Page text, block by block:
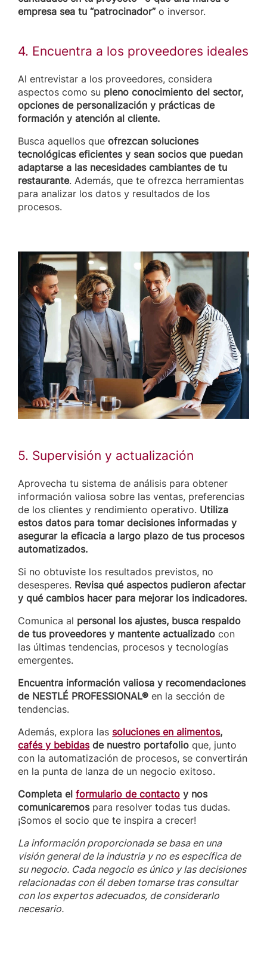
empresa sea tu “patrocinador” o inversor.
4. Encuentra a los proveedores ideales
Al entrevistar a los proveedores, considera
aspectos como su pleno conocimiento del sector,
opciones de personalización y prácticas de
formación y atención al cliente.
Busca aquellos que ofrezcan soluciones
tecnológicas eficientes y sean socios que puedan
adaptarse a las necesidades cambiantes de tu
restaurante. Además, que te ofrezca herramientas
para analizar los datos y resultados de los
procesos.
5. Supervisión y actualización
Aprovecha tu sistema de análisis para obtener
información valiosa sobre las ventas, preferencias
de los clientes y rendimiento operativo. Utiliza
estos datos para tomar decisiones informadas y
asegurar la eficacia a largo plazo de tus procesos
automatizados.
Si no obtuviste los resultados previstos, no
desesperes. Revisa qué aspectos pudieron afectar
y qué cambios hacer para mejorar los indicadores.
Comunica al personal los ajustes, busca respaldo
de tus proveedores y mantente actualizado con
las últimas tendencias, procesos y tecnologías
emergentes.
Encuentra información valiosa y recomendaciones
de NESTLÉ PROFESSIONAL® en la sección de
tendencias.
Además, explora las soluciones en alimentos,
cafés y bebidasde nuestro portafolio que, junto
con la automatización de procesos, se convertirán
en la punta de lanza de un negocio exitoso.
Completa el formulario de contacto y nos
comunicaremospara resolver todas tus dudas.
¡Somos el socio que te inspira a crecer!
La información proporcionada se basa en una
visión general de la industria y no es específica de
su negocio. Cada negocio es único y las decisiones
relacionadas con él deben tomarse tras consultar
con los expertos adecuados, de considerarlo
necesario.